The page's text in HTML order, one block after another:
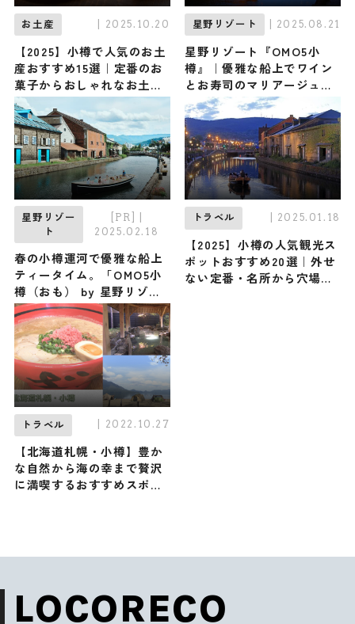
お土産 | 2025.10.20
【2025】小樽で人気のお土
産おすすめ15選｜定番のお
菓子からおしゃれなお土
産・ばらまき用まで幅広く
紹介
星野リゾート | 2025.08.21
星野リゾート『OMO5小
樽』｜優雅な船上でワイン
とお寿司のマリアージュを
味わう「小樽運河ワインク
ルージング」開催
星野リゾー
ト
[PR]
2025.02.18
春の小樽運河で優雅な船上
ティータイム。「OMO5小
樽（おも） by 星野リゾー
ト」の「小樽運河アフタヌ
ーンティークルージング」
トラベル | 2025.01.18
【2025】小樽の人気観光ス
ポットおすすめ20選｜外せ
ない定番・名所から穴場ま
トラベル | 2022.10.27
【北海道札幌・小樽】豊か
な自然から海の幸まで贅沢
に満喫するおすすめスポッ
LOCORECO